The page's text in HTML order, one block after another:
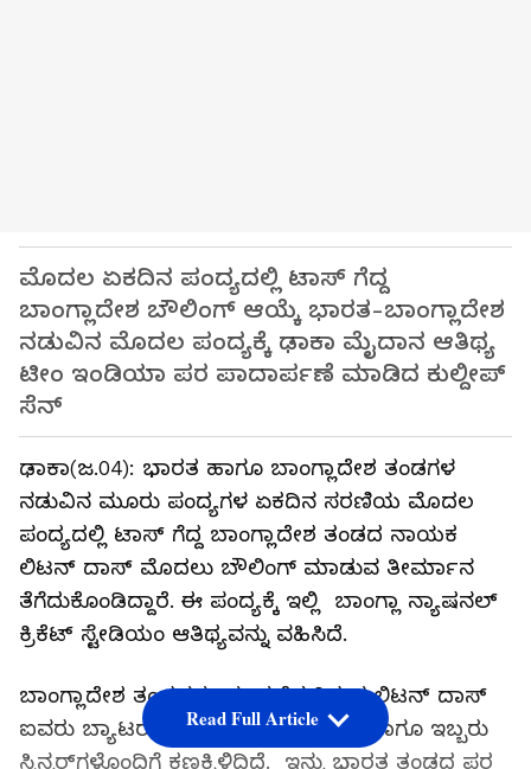
ಮೊದಲ ಏಕದಿನ ಪಂದ್ಯದಲ್ಲಿ ಟಾಸ್ ಗೆದ್ದ
ಬಾಂಗ್ಲಾದೇಶ ಬೌಲಿಂಗ್ ಆಯ್ಕೆ ಭಾರತ-ಬಾಂಗ್ಲಾದೇಶ
ನಡುವಿನ ಮೊದಲ ಪಂದ್ಯಕ್ಕೆ ಢಾಕಾ ಮೈದಾನ ಆತಿಥ್ಯ
ಟೀಂ ಇಂಡಿಯಾ ಪರ ಪಾದಾರ್ಪಣೆ ಮಾಡಿದ ಕುಲ್ದೀಪ್
ಸೆನ್
ಢಾಕಾ(ಜ.04): ಭಾರತ ಹಾಗೂ ಬಾಂಗ್ಲಾದೇಶ ತಂಡಗಳ
ನಡುವಿನ ಮೂರು ಪಂದ್ಯಗಳ ಏಕದಿನ ಸರಣಿಯ ಮೊದಲ
ಪಂದ್ಯದಲ್ಲಿ ಟಾಸ್ ಗೆದ್ದ ಬಾಂಗ್ಲಾದೇಶ ತಂಡದ ನಾಯಕ
ಲಿಟನ್ ದಾಸ್ ಮೊದಲು ಬೌಲಿಂಗ್ ಮಾಡುವ ತೀರ್ಮಾನ
ತೆಗೆದುಕೊಂಡಿದ್ದಾರೆ. ಈ ಪಂದ್ಯಕ್ಕೆ ಇಲ್ಲಿ ಬಾಂಗ್ಲಾ ನ್ಯಾಷನಲ್
ಕ್ರಿಕೆಟ್ ಸ್ಟೇಡಿಯಂ ಆತಿಥ್ಯವನ್ನು ವಹಿಸಿದೆ.
ಬಾಂಗ್ಲಾದೇಶ ತಂಡವನ್ನು ಮುನ್ನಡೆಸುತ್ತಿರುವ ಲಿಟನ್ ದಾಸ್
ಐವರು ಬ್ಯಾಟರ್‌ಗಳು ಮೂವರು ವೇಗಿಗಳು ಹಾಗೂ ಇಬ್ಬರು
ಸ್ಪಿನ್ನರ್‌ಗಳೊಂದಿಗೆ ಕಣಕ್ಕಿಳಿದಿದೆ. ಇನ್ನು ಭಾರತ ತಂಡದ ಪರ
Read Full Article